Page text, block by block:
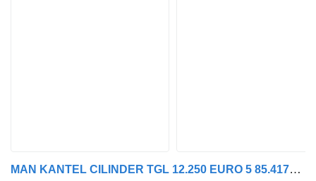
MAN KANTEL CILINDER TGL 12.250 EURO 5 85.41723-6023 hidrocilindrs paredzēts kravas automašīnas